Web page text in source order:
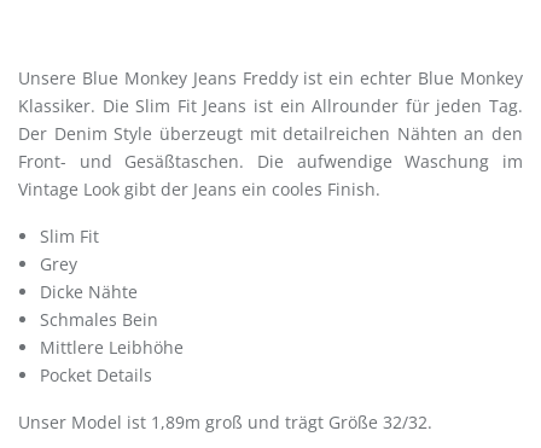
Unsere Blue Monkey Jeans Freddy ist ein echter Blue Monkey
Klassiker. Die Slim Fit Jeans ist ein Allrounder für jeden Tag.
Der Denim Style überzeugt mit detailreichen Nähten an den
Front- und Gesäßtaschen. Die aufwendige Waschung im
Vintage Look gibt der Jeans ein cooles Finish.
Slim Fit
Grey
Dicke Nähte
Schmales Bein
Mittlere Leibhöhe
Pocket Details
Unser Model ist 1,89m groß und trägt Größe 32/32.